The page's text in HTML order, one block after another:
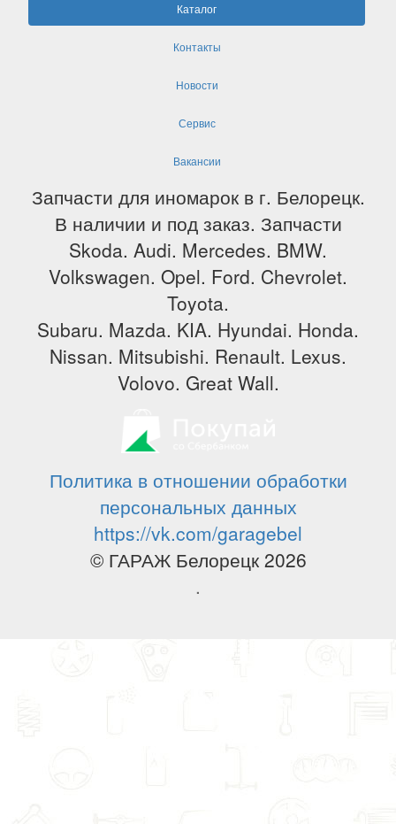
Каталог
Контакты
Новости
Сервис
Вакансии
Запчасти для иномарок в г. Белорецк.
В наличии и под заказ. Запчасти
Skoda. Audi. Mercedes. BMW.
Volkswagen. Opel. Ford. Chevrolet.
Toyota.
Subaru. Mazda. KIA. Hyundai. Honda.
Nissan. Mitsubishi. Renault. Lexus.
Volovo. Great Wall.
Политика в отношении обработки
персональных данных
https://vk.com/garagebel
© ГАРАЖ Белорецк 2026
.